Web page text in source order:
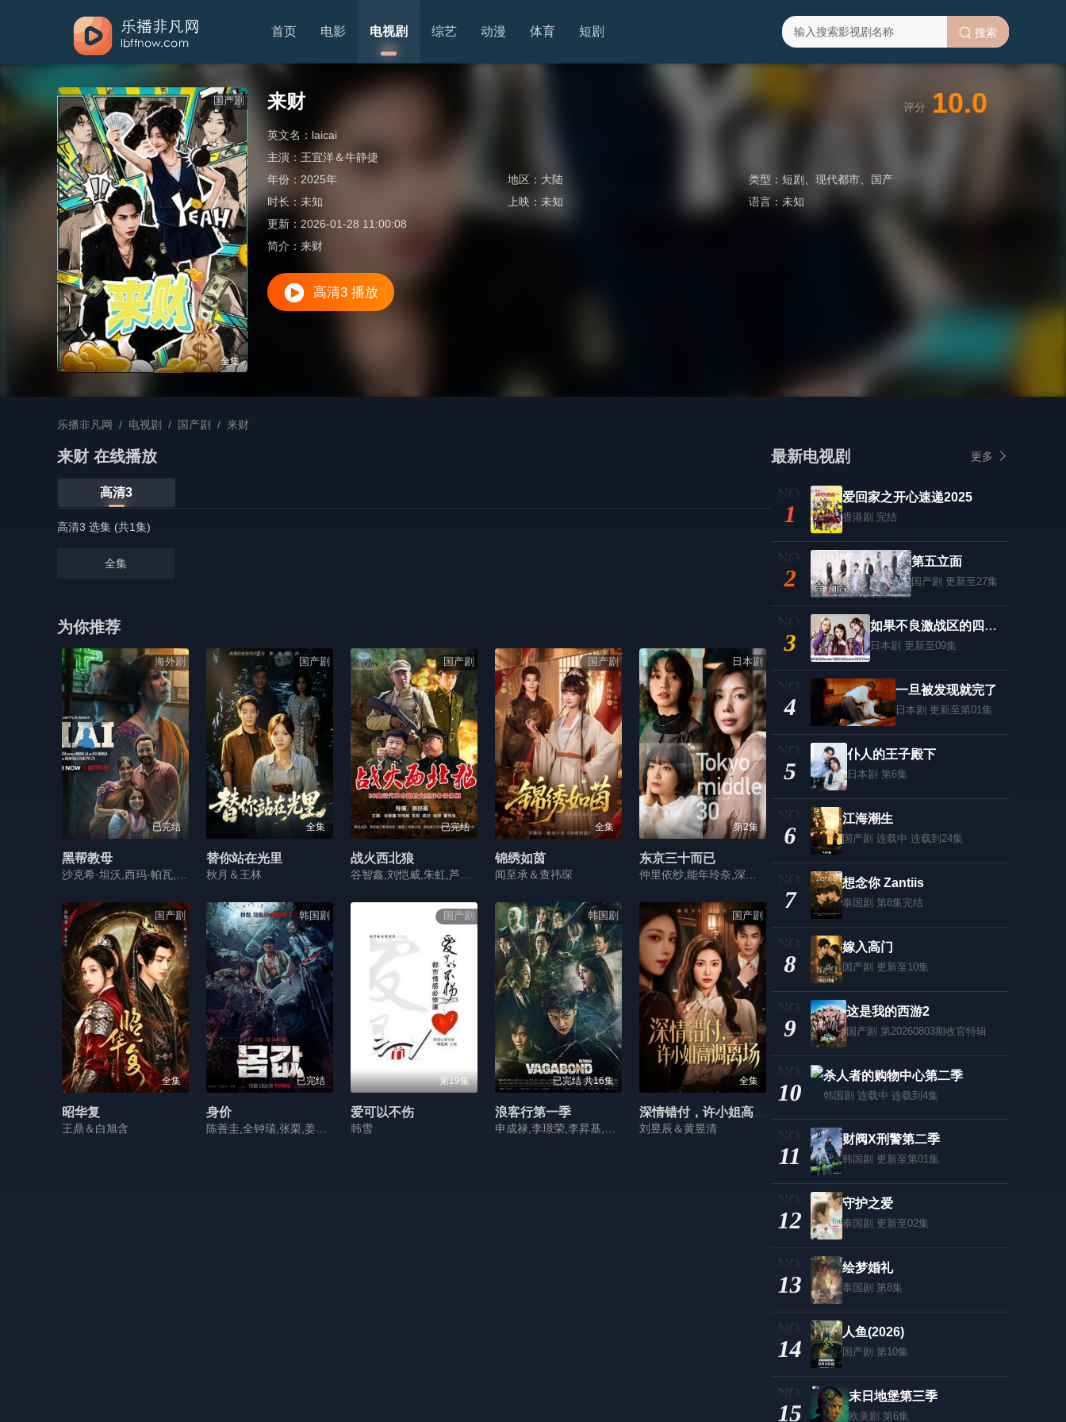
首页 电影 电视剧 综艺 动漫 体育 短剧 搜索
国产剧
全集
来财
英文名： laicai
主演： 王宜洋＆牛静捷
年份： 2025年 地区： 大陆 类型： 短剧 现代都市、
国产
时长： 未知 上映：未知 语言： 未知
更新： 2026-01-28 11:00:08
简介： 来财
评分 10.0
高清3 播放
乐播非凡网 / 电视剧 / 国产剧 / 来财
来财 在线播放
高清3
高清3 选集 (共1集)
全集
为你推荐
海外剧
已完结
黑帮教母
国产剧
全集
替你站在光里
秋月＆王林
国产剧
已完结
战火西北狼
国产剧
全集
锦绣如茵
闻至承＆查祎琛
日本剧
第2集
东京三十而已
国产剧
全集
昭华复
王鼎＆白旭含
韩国剧
已完结
身价
国产剧
第19集
爱可以不伤
韩雪
韩国剧
已完结 共16集
浪客行第一季
国产剧
全集
深情错付，许小姐高调离场
刘昱辰＆黄昱清
最新电视剧 更多
1
爱回家之开心速递2025
香港剧 完结
2
第五立面
国产剧 更新至27集
3
如果不良激战区的四天王转生成了偶像团体？
日本剧 更新至09集
4
一旦被发现就完了
日本剧 更新至第01集
5
仆人的王子殿下
日本剧 第6集
6
江海潮生
国产剧 连载中 连载到24集
7
想念你 Zantiis
泰国剧 第8集完结
8
嫁入高门
国产剧 更新至10集
9
这是我的西游2
国产剧 第20260803期收官特辑
10
杀人者的购物中心第二季
韩国剧 连载中 连载到4集
11
财阀X刑警第二季
韩国剧 更新至第01集
12
守护之爱
泰国剧 更新至02集
13
绘梦婚礼
泰国剧 第8集
14
人鱼(2026)
国产剧 第10集
15
末日地堡第三季
欧美剧 第6集